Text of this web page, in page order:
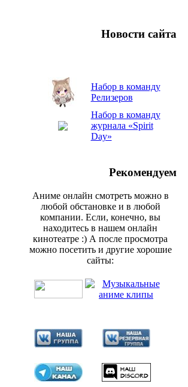
Новости сайта
Набор в команду
Релизеров
Набор в команду
журнала «Spirit
Day»
Рекомендуем
Аниме онлайн смотреть можно в
любой обстановке и в любой
компании. Если, конечно, вы
находитесь в нашем онлайн
кинотеатре :) А после просмотра
можно посетить и другие хорошие
сайты: